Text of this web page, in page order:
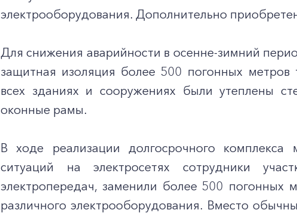
+7-800-700-24-57
Корпоративным клиентам
электрооборудования. Дополнительно
Для снижения аварийности в осенне-зимний
защитная изоляция более 500 погонных
всех зданиях и сооружениях были утеплены
оконные рамы.
В ходе реализации долгосрочного
ситуаций на электросетях сотрудники
электропередач, заменили более 500
различного электрооборудования. Вместо